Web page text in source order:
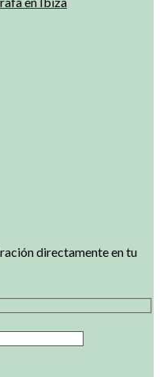
directamente en tu